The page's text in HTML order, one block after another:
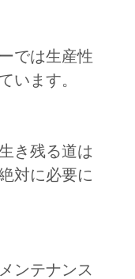
では生産性
います。
き残る道は
対に必要に
ンテナンス